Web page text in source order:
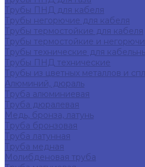
Трубы ПНД для кабеля
Трубы негорючие для кабеля
Трубы термостойкие для кабеля
Трубы термостойкие и
Трубы технические для
Трубы ПНД технические
Трубы из цветных металлов и
Алюминий, дюраль
Труба алюминиевая
Труба дюралевая
Медь, бронза, латунь
Труба бронзовая
Труба латунная
Труба медная
Молибденовая труба